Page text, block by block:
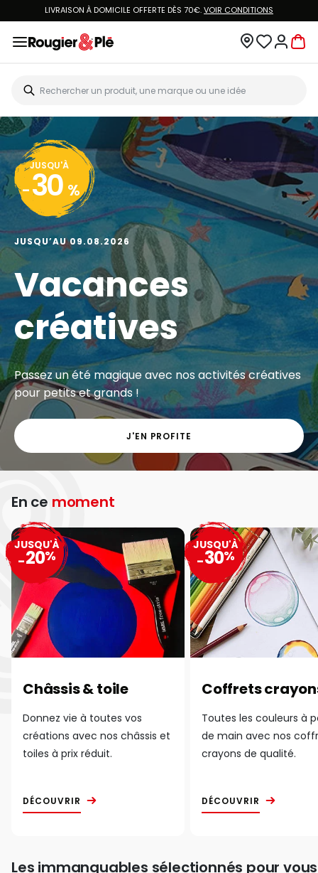
LIVRAISON À DOMICILE OFFERTE DÈS 70€.VOIR CONDITIONS
JUSQU'À
- 30 %
JUSQU’AU 09.08.2026
Vacances
créatives
Passez un été magique avec nos activités créatives
pour petits et grands !
J'EN PROFITE
En ce moment
Châssis & toile
Donnez vie à toutes vos
créations avec nos châssis et
toiles à prix réduit.
DÉCOUVRIR
JUSQU'À
-20%
Coffrets
Toutes les couleurs à
de main avec nos
crayons de qualité.
DÉCOUVRIR
JUSQU'À
-30%
Les immanquables sélectionnés pour vous